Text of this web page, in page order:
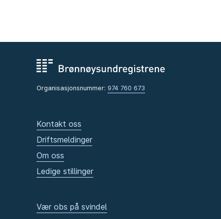
Organisasjonsnummer: 974 760 673
Kontakt oss
Driftsmeldinger
Om oss
Ledige stillinger
Vær obs på svindel